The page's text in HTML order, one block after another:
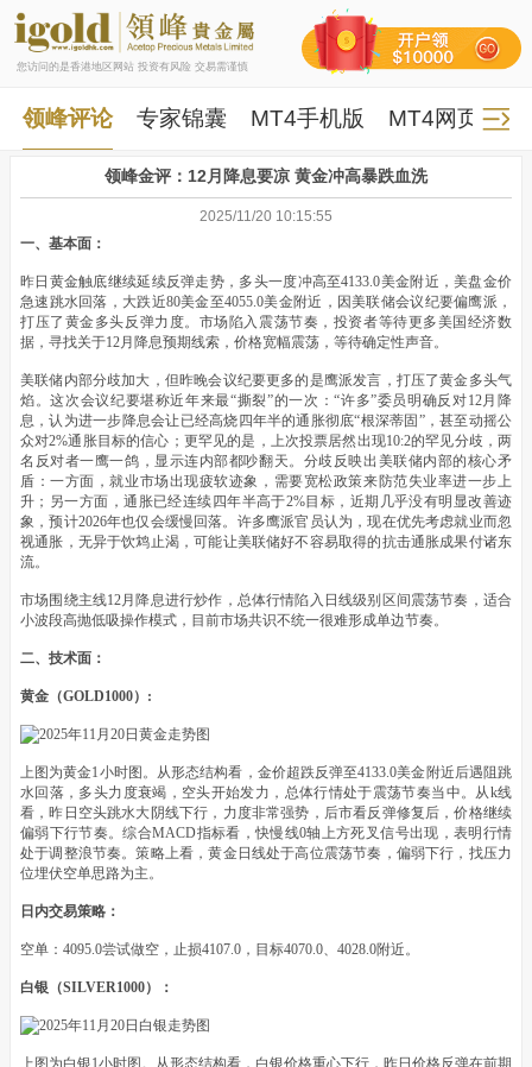
您访问的是香港地区网站 投资有风险 交易需谨慎
领峰评论 专家锦囊 MT4手机版 MT4网页版
领峰金评：12月降息要凉 黄金冲高暴跌血洗
2025/11/20 10:15:55
一、基本面：
昨日黄金触底继续延续反弹走势，多头一度冲高至4133.0美金附近，美盘金价
急速跳水回落，大跌近80美金至4055.0美金附近，因美联储会议纪要偏鹰派，
打压了黄金多头反弹力度。市场陷入震荡节奏，投资者等待更多美国经济数
据，寻找关于12月降息预期线索，价格宽幅震荡，等待确定性声音。
美联储内部分歧加大，但昨晚会议纪要更多的是鹰派发言，打压了黄金多头气
焰。这次会议纪要堪称近年来最“撕裂”的一次：“许多”委员明确反对12月降
息，认为进一步降息会让已经高烧四年半的通胀彻底“根深蒂固”，甚至动摇公
众对2%通胀目标的信心；更罕见的是，上次投票居然出现10:2的罕见分歧，两
名反对者一鹰一鸽，显示连内部都吵翻天。分歧反映出美联储内部的核心矛
盾：一方面，就业市场出现疲软迹象，需要宽松政策来防范失业率进一步上
升；另一方面，通胀已经连续四年半高于2%目标，近期几乎没有明显改善迹
象，预计2026年也仅会缓慢回落。许多鹰派官员认为，现在优先考虑就业而忽
视通胀，无异于饮鸩止渴，可能让美联储好不容易取得的抗击通胀成果付诸东
流。
市场围绕主线12月降息进行炒作，总体行情陷入日线级别区间震荡节奏，适合
小波段高抛低吸操作模式，目前市场共识不统一很难形成单边节奏。
二、技术面：
黄金（GOLD1000）:
上图为黄金1小时图。从形态结构看，金价超跌反弹至4133.0美金附近后遇阻跳
水回落，多头力度衰竭，空头开始发力，总体行情处于震荡节奏当中。从k线
看，昨日空头跳水大阴线下行，力度非常强势，后市看反弹修复后，价格继续
偏弱下行节奏。综合MACD指标看，快慢线0轴上方死叉信号出现，表明行情
处于调整浪节奏。策略上看，黄金日线处于高位震荡节奏，偏弱下行，找压力
位埋伏空单思路为主。
日内交易策略：
空单：4095.0尝试做空，止损4107.0，目标4070.0、4028.0附近。
白银（SILVER1000）：